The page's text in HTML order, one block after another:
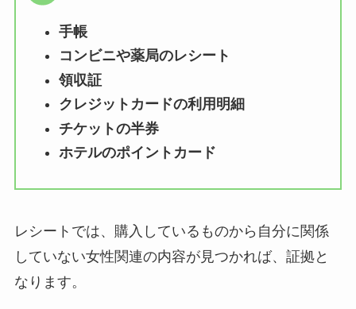
手帳
コンビニや薬局のレシート
領収証
クレジットカードの利用明細
チケットの半券
ホテルのポイントカード
レシートでは、購入しているものから自分に関係
していない女性関連の内容が見つかれば、証拠と
なります。